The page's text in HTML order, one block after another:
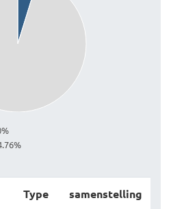
Type samenstelling